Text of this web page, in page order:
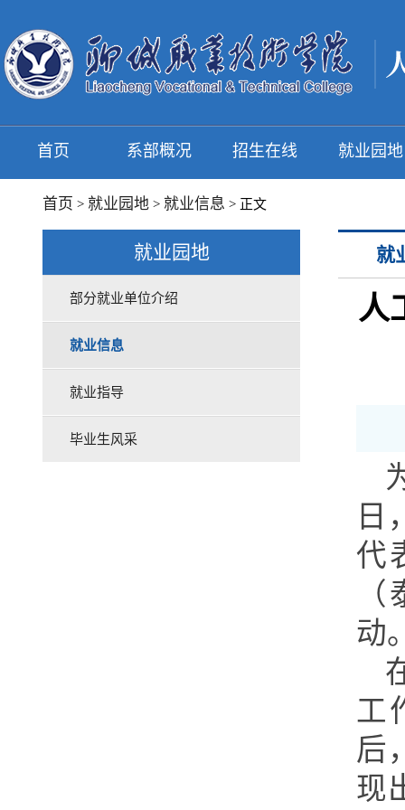
首页 系部概况 招生在线 就业园地
首页 > 就业园地 > 就业信息 > 正文
就业园地
部分就业单位介绍
就业信息
就业指导
毕业生风采
就
人
日
代
动
工
后
现